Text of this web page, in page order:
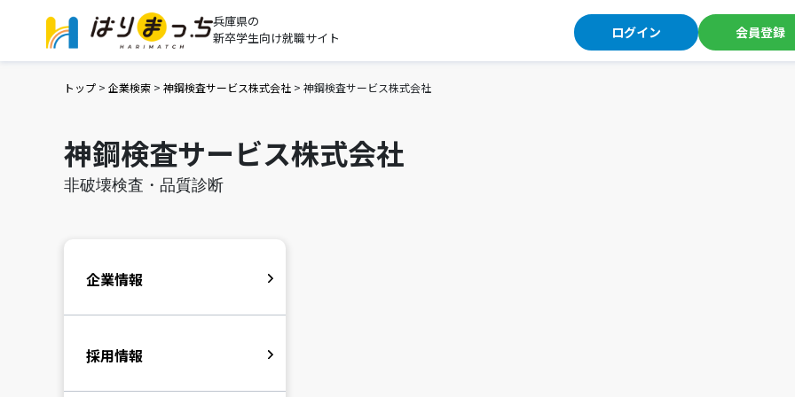
兵庫県の
新卒学生向け就職サイト
ログイン 会員登録
トップ > 企業検索 > 神鋼検査サービス株式会社 > 神鋼検査サービス株式会社
神鋼検査サービス株式会社
非破壊検査・品質診断
企業情報
採用情報